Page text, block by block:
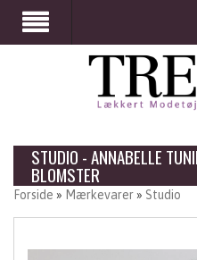
STUDIO - ANNABELLE
BLOMSTER
Forside » Mærkevarer » Studio